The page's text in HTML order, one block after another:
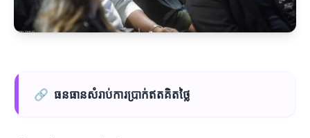
🔗 ធនធានសំរាប់ការប្រាក់ឥតគិតថ្លៃ